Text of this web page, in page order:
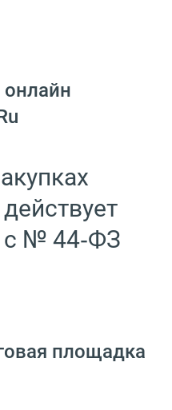
онлайн
с № 44‑ФЗ
площадка